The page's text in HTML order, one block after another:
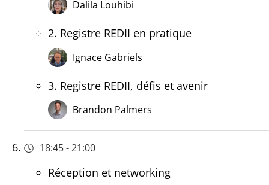
Dalila Louhibi
2. Registre REDII en pratique
Ignace Gabriels
3. Registre REDII, défis et avenir
Brandon Palmers
18:45-21:00
Réception et networking